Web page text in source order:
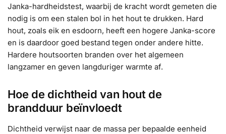
Janka-hardheidstest, waarbij de kracht wordt gemeten die
nodig is om een stalen bol in het hout te drukken. Hard
hout, zoals eik en esdoorn, heeft een hogere Janka-score
en is daardoor goed bestand tegen onder andere hitte.
Hardere houtsoorten branden over het algemeen
langzamer en geven langduriger warmte af.
Hoe de dichtheid van hout de
brandduur beïnvloedt
Dichtheid verwijst naar de massa per bepaalde eenheid